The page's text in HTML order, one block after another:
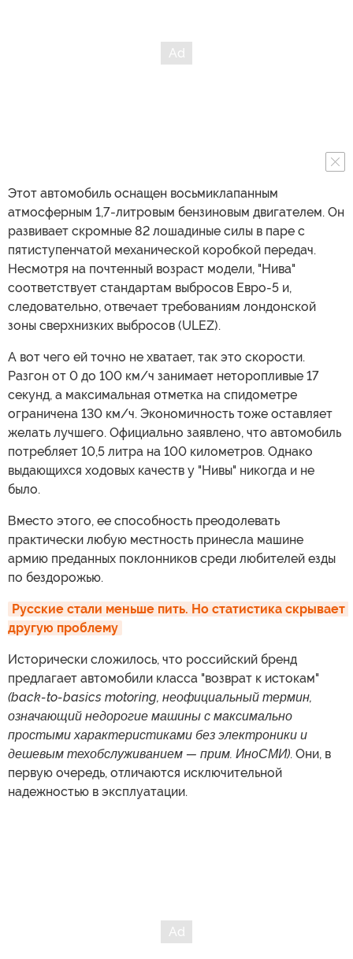
Этот автомобиль оснащен восьмиклапанным
атмосферным 1,7-литровым бензиновым двигателем. Он
развивает скромные 82 лошадиные силы в паре с
пятиступенчатой механической коробкой передач.
Несмотря на почтенный возраст модели, "Нива"
соответствует стандартам выбросов Евро-5 и,
следовательно, отвечает требованиям лондонской
зоны сверхнизких выбросов (ULEZ).
А вот чего ей точно не хватает, так это скорости.
Разгон от 0 до 100 км/ч занимает неторопливые 17
секунд, а максимальная отметка на спидометре
ограничена 130 км/ч. Экономичность тоже оставляет
желать лучшего. Официально заявлено, что автомобиль
потребляет 10,5 литра на 100 километров. Однако
выдающихся ходовых качеств у "Нивы" никогда и не
было.
Вместо этого, ее способность преодолевать
практически любую местность принесла машине
армию преданных поклонников среди любителей езды
по бездорожью.
Русские стали меньше пить. Но статистика скрывает
другую проблему
Исторически сложилось, что российский бренд
предлагает автомобили класса "возврат к истокам"
(back-to-basics motoring, неофициальный термин,
означающий недорогие машины с максимально
простыми характеристиками без электроники и
дешевым техобслуживанием — прим. ИноСМИ). Они, в
первую очередь, отличаются исключительной
надежностью в эксплуатации.